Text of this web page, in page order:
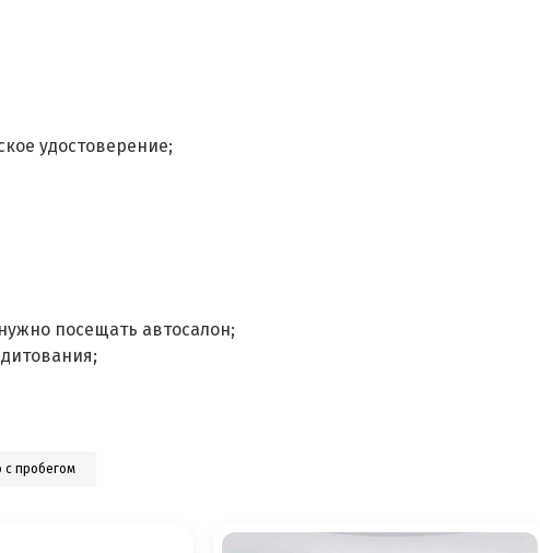
удостоверение;
посещать автосалон;
с пробегом